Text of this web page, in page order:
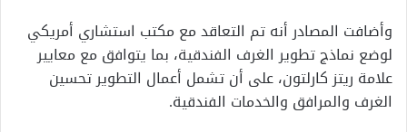
وأضافت المصادر أنه تم التعاقد مع مكتب استشاري أمريكي
لوضع نماذج تطوير الغرف الفندقية، بما يتوافق مع معايير
علامة ريتز كارلتون، على أن تشمل أعمال التطوير تحسين
الغرف والمرافق والخدمات الفندقية.